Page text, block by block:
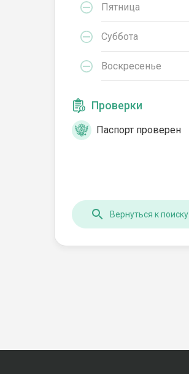
Пятница
Суббота
Воскресенье
Проверки
Паспорт проверен
Вернуться к поиску